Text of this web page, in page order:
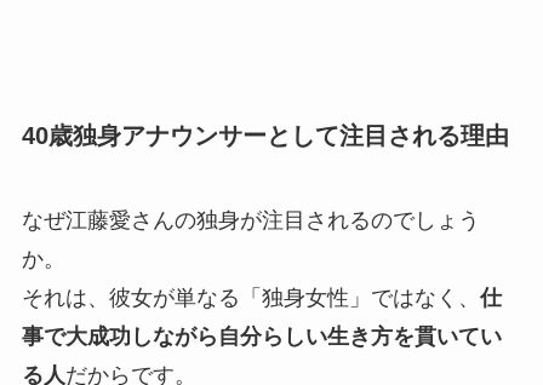
40歳独身アナウンサーとして注目される理由
なぜ江藤愛さんの独身が注目されるのでしょう
か。
それは、彼女が単なる「独身女性」ではなく、 仕
事で大成功しながら自分らしい生き方を貫いてい
る人 だからです。